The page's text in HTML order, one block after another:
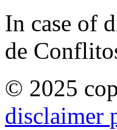
In case of
de
© 2025
disclaimer